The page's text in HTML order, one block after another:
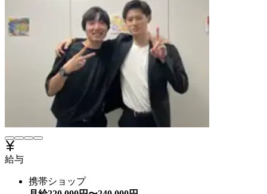
給与
携帯ショップ